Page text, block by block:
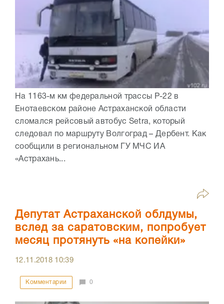
На 1163-м км федеральной трассы Р-22 в
Енотаевском районе Астраханской области
сломался рейсовый автобус Setra, который
следовал по маршруту Волгоград – Дербент. Как
сообщили в региональном ГУ МЧС ИА
«Астрахань...
Депутат Астраханской облдумы,
вслед за саратовским, попробует
месяц протянуть «на копейки»
12.11.2018 10:39
Комментарии 0